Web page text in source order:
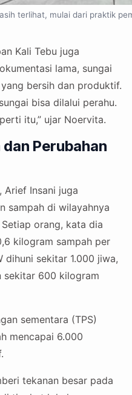
terlihat, mulai dari praktik
Kali Tebu juga
lama, sungai
bersih dan produktif.
bisa dilalui perahu.
itu,” ujar Noervita.
Perubahan
Arief Insani juga
sampah di wilayahnya
orang, kata dia
kilogram sampah per
dihuni sekitar 1.000 jiwa,
sekitar 600 kilogram
sementara (TPS)
mencapai 6.000
tekanan besar pada